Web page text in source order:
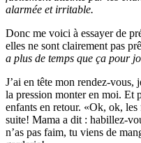
alarmée et irritable.
Donc me voici à essayer de
elles ne sont clairement pas
a plus de temps que ça pour
J’ai en tête mon rendez-vous,
la pression monter en moi. Et
enfants en retour. «Ok, ok,
suite! Mama a dit : habillez-
n’as pas faim, tu viens de